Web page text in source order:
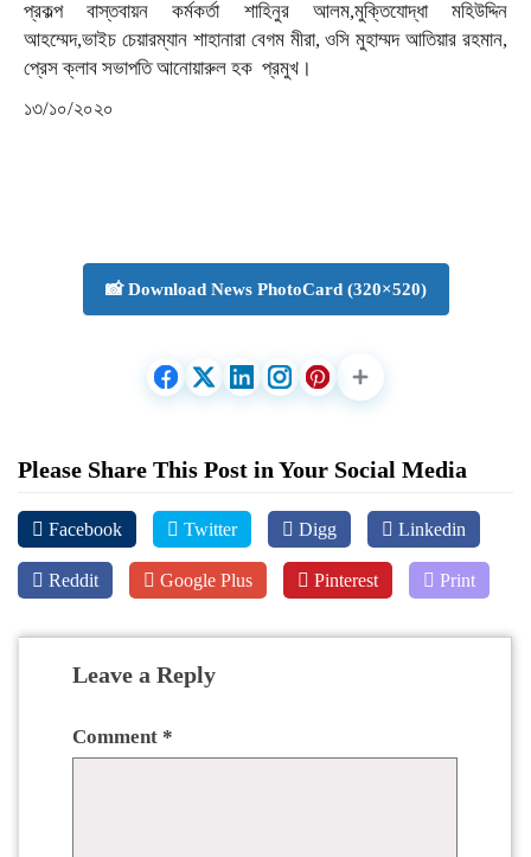
প্রকল্প বাস্তবায়ন কর্মকর্তা শাহিনুর আলম,মুক্তিযোদ্ধা মহিউদ্দিন
আহম্মেদ,ভাইচ চেয়ারম্যান শাহানারা বেগম মীরা, ওসি মুহাম্মদ আতিয়ার রহমান,
প্রেস ক্লাব সভাপতি আনোয়ারুল হক প্রমুখ।
১৩/১০/২০২০
📸 Download News PhotoCard (320×520)
Please Share This Post in Your Social Media
Facebook Twitter Digg Linkedin
Reddit Google Plus Pinterest Print
Leave a Reply
Comment *